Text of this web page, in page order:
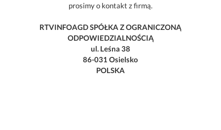
prosimy o kontakt z firmą.
RTVINFOAGD SPÓŁKA Z OGRANICZONĄ
ODPOWIEDZIALNOŚCIĄ
ul. Leśna 38
86-031 Osielsko
POLSKA